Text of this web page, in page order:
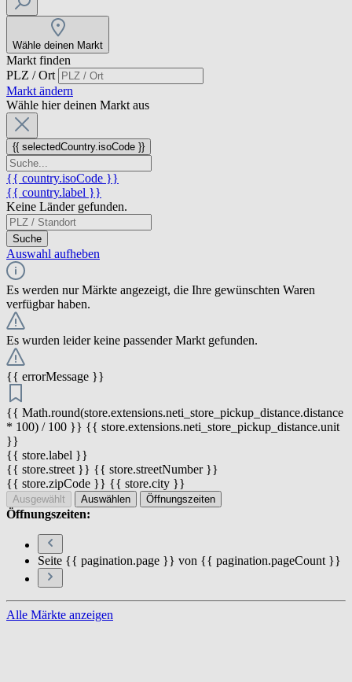
Wähle deinen Markt
Markt finden
PLZ / Ort
Markt ändern
Wähle hier deinen Markt aus
{{ selectedCountry.isoCode }}
{{ country.isoCode }}
{{ country.label }}
Keine Länder gefunden.
Suche
Auswahl aufheben
Es werden nur Märkte angezeigt, die Ihre gewünschten Waren
verfügbar haben.
Es wurden leider keine passender Markt gefunden.
{{ errorMessage }}
{{ Math.round(store.extensions.neti_store_pickup_distance.distance
* 100) / 100 }} {{ store.extensions.neti_store_pickup_distance.unit
}}
{{ store.label }}
{{ store.street }} {{ store.streetNumber }}
{{ store.zipCode }} {{ store.city }}
Ausgewählt Auswählen Öffnungszeiten
Öffnungszeiten:
Seite {{ pagination.page }} von {{ pagination.pageCount }}
Alle Märkte anzeigen